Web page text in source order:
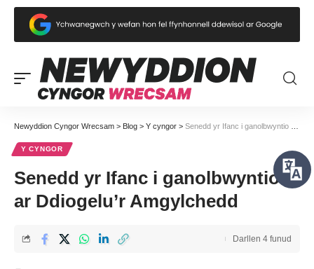
Newyddion Cyngor Wrecsam > Blog > Y cyngor > Senedd yr Ifanc i ganolbwyntio ar Ddiogelu’r Amgylchedd
Y CYNGOR
Senedd yr Ifanc i ganolbwyntio
ar Ddiogelu’r Amgylchedd
Darllen 4 funud